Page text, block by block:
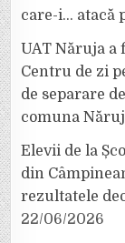
care-i… atacă
UAT Năruja a
Centru de zi
de separare
comuna
Elevii de la
din
rezultatele
22/06/2026